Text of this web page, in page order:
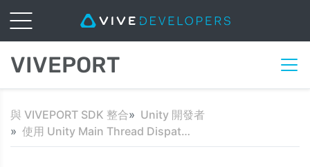
VIVEPORT
與 VIVEPORT SDK 整合
Unity 開發者
使用 Unity Main Thread Dispatcher 腳本